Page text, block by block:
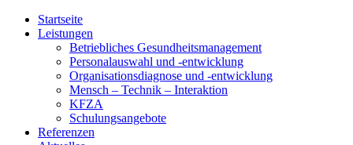
Startseite
Leistungen
Betriebliches Gesundheitsmanagement
Personalauswahl und -entwicklung
Organisationsdiagnose und -entwicklung
Mensch – Technik – Interaktion
KFZA
Schulungsangebote
Referenzen